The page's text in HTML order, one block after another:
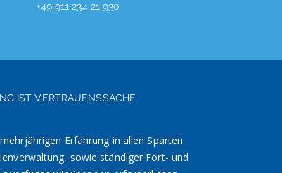
+49 911 234 21 930
IST VERTRAUENSSACHE
Erfahrung in allen Sparten
sowie ständiger Fort- und